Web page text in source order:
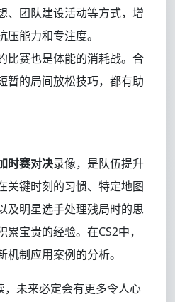
、团队建设活动等方式，增
能力和专注度。
比赛也是体能的消耗战。合
暂的局间放松技巧，都有助
时赛对决录像，是队伍提升
关键时刻的习惯、特定地图
及明星选手处理残局时的思
宝贵的经验。在CS2中，
制应用案例的分析。
，未来必定会有更多令人心